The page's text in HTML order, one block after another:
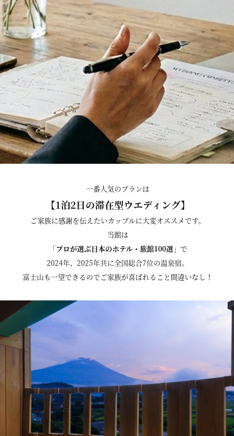
一番人気のプランは
【1泊2日の滞在型ウエディング】
ご家族に感謝を伝えたいカップルに大変オススメです。
当館は
「プロが選ぶ日本のホテル・旅館100選」で
2024年、2025年共に全国総合7位の温泉宿。
富士山も一望できるのでご家族が喜ばれること間違いなし！